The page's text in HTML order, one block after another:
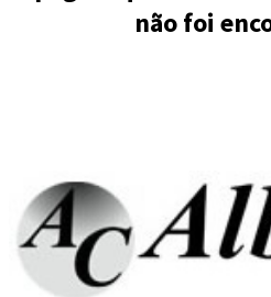
não foi